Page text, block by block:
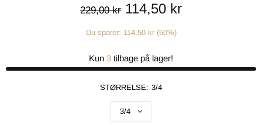
229,00 kr 114,50 kr
Du sparer: 114,50 kr (50%)
Kun 3 tilbage på lager!
STØRRELSE: 3/4